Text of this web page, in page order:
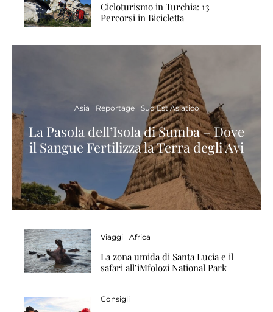
Cicloturismo in Turchia: 13
Percorsi in Bicicletta
Asia Reportage Sud Est Asiatico
La Pasola dell’Isola di Sumba – Dove
il Sangue Fertilizza la Terra degli Avi
Viaggi Africa
La zona umida di Santa Lucia e il
safari all’iMfolozi National Park
Consigli